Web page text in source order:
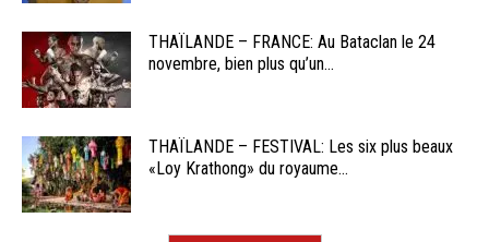
THAÏLANDE – FRANCE: Au Bataclan le 24
novembre, bien plus qu’un...
THAÏLANDE – FESTIVAL: Les six plus beaux
«Loy Krathong» du royaume...